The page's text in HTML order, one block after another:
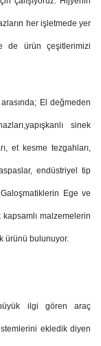
her işletmede yer
de ürün çeşitlerimizi
El değmeden
sinek
et kesme tezgahları,
endüstriyel tip
Ege ve
malzemelerin
ürünü bulunuyor.
ilgi gören araç
ekledik diyen